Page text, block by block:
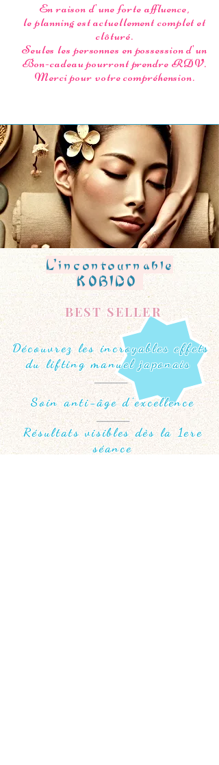
En raison d'une forte affluence,
le planning est actuellement complet et
clôturé.
Seules les personnes en possession d'un
Bon-cadeau pourront prendre RDV.
Merci pour votre compréhension.
L'incontournable
KOBIDO
BEST SELLER
Découvrez les incroyables effets
du lifting manuel japonais
______
Soin anti-âge d'excellence
______
Résultats visibles dès la 1ere
séance